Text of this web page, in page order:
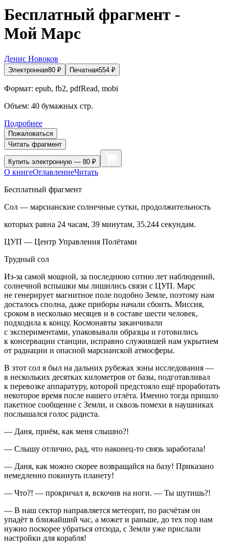
Бесплатный фрагмент -
Мой Марс
Денис Новоков
Электронная80 ₽ Печатная554 ₽
Формат: epub, fb2, pdfRead, mobi
Объем: 40 бумажных стр.
Подробнее
Пожаловаться
Читать фрагмент
Купить электронную — 80 ₽
О книгеОглавлениеЧитать
Бесплатный фрагмент
Сол — марсианские солнечные сутки, продолжительность
которых равна 24 часам, 39 минутам, 35.244 секундам.
ЦУП — Центр Управления Полётами
Трудный сол
Из-за самой мощной, за последнюю сотню лет наблюдений,
солнечной вспышки мы лишились связи с ЦУП. Марс
не генерирует магнитное поле подобно Земле, поэтому нам
досталось сполна, даже приборы начали сбоить. Миссия,
сроком в несколько месяцев и в составе шести человек,
подходила к концу. Космонавты заканчивали
с экспериментами, упаковывали образцы и готовились
к консервации станции, исправно служившей нам укрытием
от радиации и опасной марсианской атмосферы.
В этот сол я был на дальних рубежах зоны исследования —
в нескольких десятках километров от базы, подготавливал
к перевозке аппаратуру, которой предстояло ещё проработать
некоторое время после нашего отлёта. Именно тогда пришло
пакетное сообщение с Земли, и сквозь помехи в наушниках
послышался голос радиста.
— Даня, приём, как меня слышно?!
— Слышу отлично, рад, что наконец-то связь заработала!
— Даня, как можно скорее возвращайся на базу! Приказано
немедленно покинуть планету!
— Что?! — прокричал я, вскочив на ноги. — Ты шутишь?!
— В наш сектор направляется метеорит, по расчётам он
упадёт в ближайший час, а может и раньше, до тех пор нам
нужно поскорее убраться отсюда, с Земли уже прислали
настройки для корабля!